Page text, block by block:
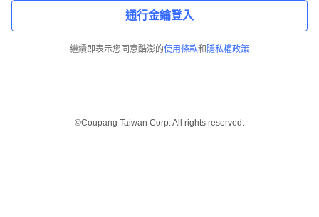
通行金鑰登入
繼續即表示您同意酷澎的使用條款和 隱私權政策
©Coupang Taiwan Corp. All rights reserved.